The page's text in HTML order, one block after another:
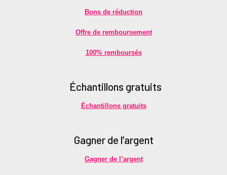
Bons de réduction
Offre de remboursement
100% remboursés
Échantillons gratuits
Échantillons gratuits
Gagner de l’argent
Gagner de l’argent